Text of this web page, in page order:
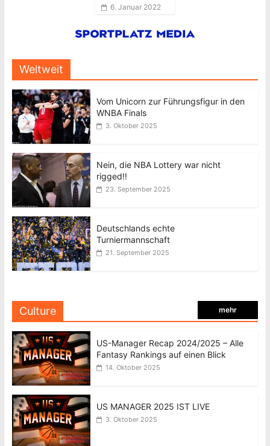
6. Januar 2022
Weltweit
Vom Unicorn zur Führungsfigur in den
WNBA Finals
3. Oktober 2025
Nein, die NBA Lottery war nicht
rigged!!
23. September 2025
Deutschlands echte
Turniermannschaft
21. September 2025
Culture mehr
US-Manager Recap 2024/2025 – Alle
Fantasy Rankings auf einen Blick
14. Oktober 2025
US MANAGER 2025 IST LIVE
3. Oktober 2025